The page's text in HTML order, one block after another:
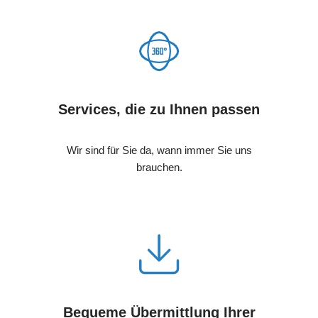
Services, die zu Ihnen passen
Wir sind für Sie da, wann immer Sie uns
brauchen.
Bequeme Übermittlung Ihrer